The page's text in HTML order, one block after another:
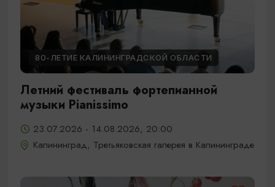
80-ЛЕТИЕ КАЛИНИНГРАДСКОЙ ОБЛАСТИ
Летний фестиваль фортепианной
музыки Pianissimo
23.07.2026 - 14.08.2026, 20:00
Калининград, Третьяковская галерея в Калининграде